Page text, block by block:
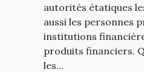
autorités étatiques
aussi les personnes
institutions
produits financiers.
les...